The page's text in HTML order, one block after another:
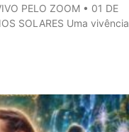
PELO ZOOM • 01 DE
SOLARES Uma vivência